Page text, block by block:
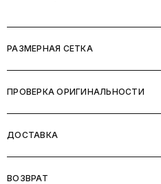
РАЗМЕРНАЯ СЕТКА
ПРОВЕРКА ОРИГИНАЛЬНОСТИ
ДОСТАВКА
ВОЗВРАТ